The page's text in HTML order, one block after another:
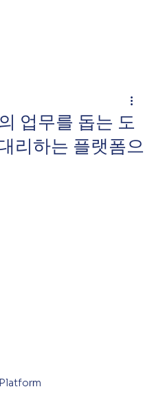
업무를 돕는 도
리하는 플랫폼으